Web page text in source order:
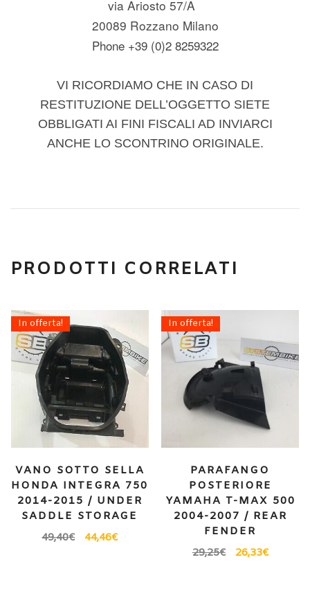
via Ariosto 57/A
20089 Rozzano Milano
Phone +39 (0)2 8259322
VI RICORDIAMO CHE IN CASO DI
RESTITUZIONE DELL’OGGETTO SIETE
OBBLIGATI AI FINI FISCALI AD INVIARCI
ANCHE LO SCONTRINO ORIGINALE.
PRODOTTI CORRELATI
In offerta!
VANO SOTTO SELLA
HONDA INTEGRA 750
2014-2015 / UNDER
SADDLE STORAGE
49,40€ 44,46€
In offerta!
PARAFANGO
POSTERIORE
YAMAHA T-MAX 500
2004-2007 / REAR
FENDER
29,25€ 26,33€